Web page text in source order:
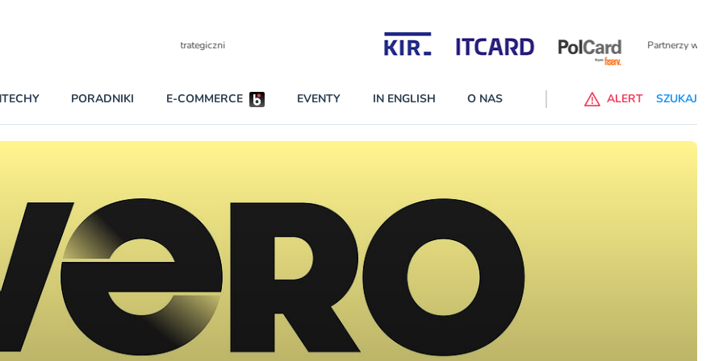
Partnerzy wspierający
BEZPIECZEŃSTWO
KONTA
PRAWO
RAPORTY SPECJALNE
NAJCZĘŚCIEJ CZYTANE
W najniższych planach – Standard i Plus – z usługi będzie można korzsytać za
darmo przez trzy miesiące
Czytaj więcej
PORADNIKI E-COMMERCE EVENTY IN ENGLISH O NAS ALERT SZUKAJ